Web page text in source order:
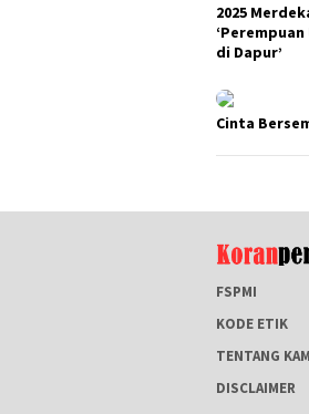
2025
di Dapur’
Cinta
FSPMI
KODE ETIK
TENTANG
DISCLAIMER